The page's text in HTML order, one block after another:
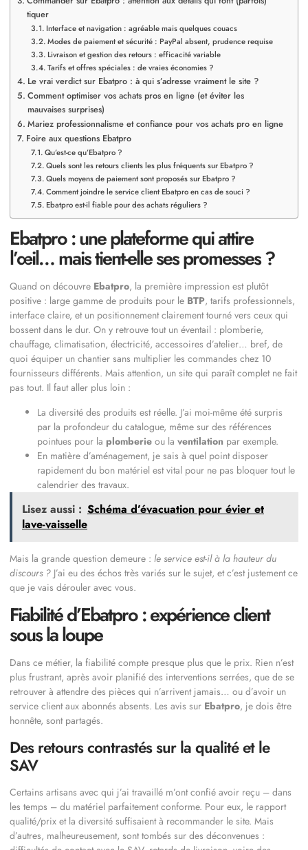
tiquer
Interface et navigation : agréable mais quelques couacs
Modes de paiement et sécurité : PayPal absent, prudence requise
Livraison et gestion des retours : efficacité variable
Tarifs et offres spéciales : de vraies économies ?
Le vrai verdict sur Ebatpro : à qui s’adresse vraiment le site ?
Comment optimiser vos achats pros en ligne (et éviter les
mauvaises surprises)
Mariez professionnalisme et confiance pour vos achats pro en ligne
Foire aux questions Ebatpro
Qu’est-ce qu’Ebatpro ?
Quels sont les retours clients les plus fréquents sur Ebatpro ?
Quels moyens de paiement sont proposés sur Ebatpro ?
Comment joindre le service client Ebatpro en cas de souci ?
Ebatpro est-il fiable pour des achats réguliers ?
Ebatpro : une plateforme qui attire
l’œil… mais tient-elle ses promesses ?
Quand on découvre Ebatpro, la première impression est plutôt
positive : large gamme de produits pour le BTP, tarifs professionnels,
interface claire, et un positionnement clairement tourné vers ceux qui
bossent dans le dur. On y retrouve tout un éventail : plomberie,
chauffage, climatisation, électricité, accessoires d’atelier… bref, de
quoi équiper un chantier sans multiplier les commandes chez 10
fournisseurs différents. Mais attention, un site qui paraît complet ne fait
pas tout. Il faut aller plus loin :
La diversité des produits est réelle. J’ai moi-même été surpris
par la profondeur du catalogue, même sur des références
pointues pour la plomberie ou la ventilation par exemple.
En matière d’aménagement, je sais à quel point disposer
rapidement du bon matériel est vital pour ne pas bloquer tout le
calendrier des travaux.
Lisez aussi : Schéma d’évacuation pour évier et
lave-vaisselle
Mais la grande question demeure : le service est-il à la hauteur du
discours ? J’ai eu des échos très variés sur le sujet, et c’est justement ce
que je vais dérouler avec vous.
Fiabilité d’Ebatpro : expérience client
sous la loupe
Dans ce métier, la fiabilité compte presque plus que le prix. Rien n’est
plus frustrant, après avoir planifié des interventions serrées, que de se
retrouver à attendre des pièces qui n’arrivent jamais… ou d’avoir un
service client aux abonnés absents. Les avis sur Ebatpro, je dois être
honnête, sont partagés.
Des retours contrastés sur la qualité et le
SAV
Certains artisans avec qui j’ai travaillé m’ont confié avoir reçu – dans
les temps – du matériel parfaitement conforme. Pour eux, le rapport
qualité/prix et la diversité suffisaient à recommander le site. Mais
d’autres, malheureusement, sont tombés sur des déconvenues :